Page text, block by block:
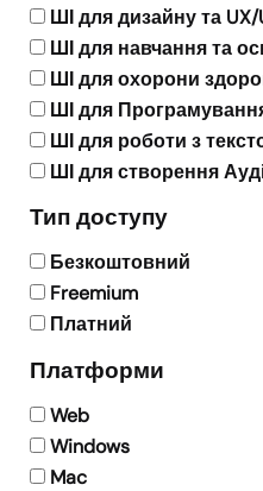
ШІ для дизайну та UX/
ШІ для навчання та
ШІ для охорони
ШІ для
ШІ для роботи з
ШІ для створення
Тип доступу
Безкоштовний
Freemium
Платний
Платформи
Web
Windows
Mac